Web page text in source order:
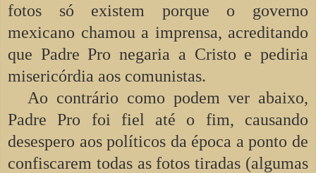
fotos só existem porque o governo
mexicano chamou a imprensa, acreditando
que Padre Pro negaria a Cristo e pediria
misericórdia aos comunistas.
Ao contrário como podem ver abaixo,
Padre Pro foi fiel até o fim, causando
desespero aos políticos da época a ponto de
confiscarem todas as fotos tiradas (algumas